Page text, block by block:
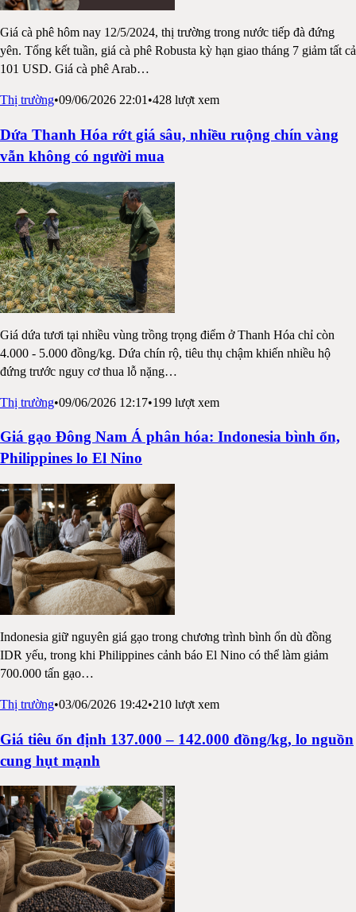
Giá cà phê hôm nay 12/5/2024, thị trường trong nước tiếp đà đứng
yên. Tổng kết tuần, giá cà phê Robusta kỳ hạn giao tháng 7 giảm tất cả
101 USD. Giá cà phê Arab…
Thị trường•09/06/2026 22:01 •428 lượt xem
Dứa Thanh Hóa rớt giá sâu, nhiều ruộng chín vàng
vẫn không có người mua
Giá dứa tươi tại nhiều vùng trồng trọng điểm ở Thanh Hóa chỉ còn
4.000 - 5.000 đồng/kg. Dứa chín rộ, tiêu thụ chậm khiến nhiều hộ
đứng trước nguy cơ thua lỗ nặng…
Thị trường•09/06/2026 12:17•199 lượt xem
Giá gạo Đông Nam Á phân hóa: Indonesia bình ổn,
Philippines lo El Nino
Indonesia giữ nguyên giá gạo trong chương trình bình ổn dù đồng
IDR yếu, trong khi Philippines cảnh báo El Nino có thể làm giảm
700.000 tấn gạo…
Thị trường•03/06/2026 19:42•210 lượt xem
Giá tiêu ổn định 137.000 – 142.000 đồng/kg, lo nguồn
cung hụt mạnh